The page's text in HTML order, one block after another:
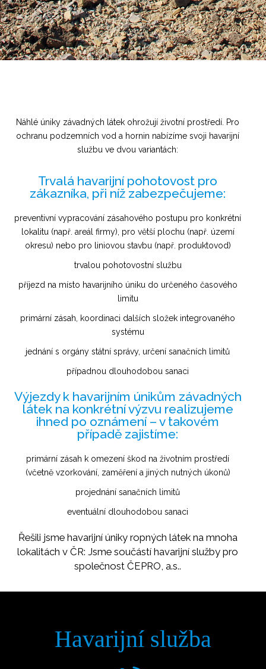
Náhlé úniky závadných látek ohrožují životní prostředí. Pro
ochranu podzemních vod a hornin nabízíme svoji havarijní
službu ve dvou variantách:
Trvalá havarijní pohotovost pro
zákazníka, při níž zabezpečujeme:
preventivní vypracování zásahového postupu pro konkrétní
lokalitu (např. areál firmy), pro větší plochu (např. území
okresu) nebo pro liniovou stavbu (např. produktovod)
trvalou pohotovostní službu
příjezd na místo havarijního úniku do určeného časového
limitu
primární zásah, koordinaci dalších složek integrovaného
systému
jednání s orgány státní správy, určení sanačních limitů
případnou dlouhodobou sanaci
Výjezdy k havarijním únikům závadných
látek na konkrétní výzvu realizujeme
ihned po oznámení – v takovém
případě zajistíme:
primární zásah k omezení škod na životním prostředí
(včetně vzorkování, zaměření a jiných nutných úkonů)
projednání sanačních limitů
eventuální dlouhodobou sanaci
Řešili jsme havarijní úniky ropných látek na mnoha
lokalitách v ČR: Jsme součástí havarijní služby pro
společnost ČEPRO, a.s..
Havarijní služba